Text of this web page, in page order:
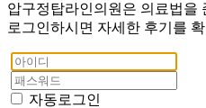
압구정탑라인의원은 의료법을
로그인하시면 자세한 후기를
자동로그인